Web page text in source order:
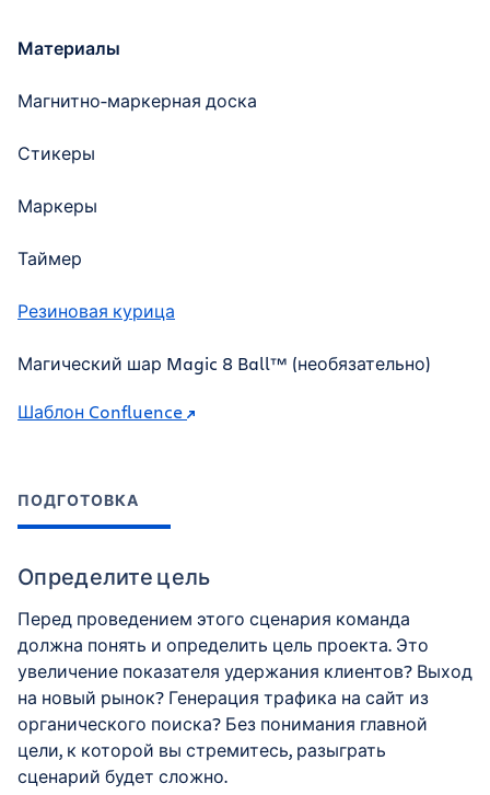
Материалы
Магнитно-маркерная доска
Стикеры
Маркеры
Таймер
Резиновая курица
Магический шар Magic 8 Ball™ (необязательно)
Шаблон Confluence
ПОДГОТОВКА
Определите цель
Перед проведением этого сценария команда
должна понять и определить цель проекта. Это
увеличение показателя удержания клиентов? Выход
на новый рынок? Генерация трафика на сайт из
органического поиска? Без понимания главной
цели, к которой вы стремитесь, разыграть
сценарий будет сложно.